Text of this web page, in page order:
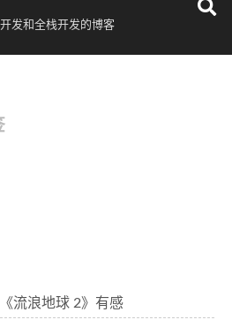
发和全栈开发的博客
流浪地球 2》有感